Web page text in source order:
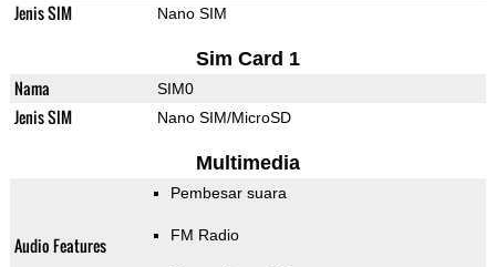
Jenis SIM Nano SIM
Sim Card 1
Nama SIM0
Jenis SIM Nano SIM/MicroSD
Multimedia
Audio Features
Pembesar suara
FM Radio